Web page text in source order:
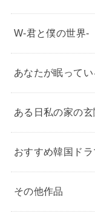
W-君と僕の世界-
あなたが眠ってい
ある日私の家の
おすすめ韓国ド
その他作品